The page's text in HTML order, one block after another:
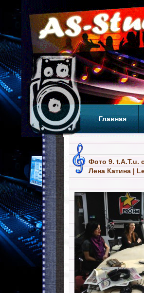
Главная
Фото 9. t.A.T.u.
Лена Катина |